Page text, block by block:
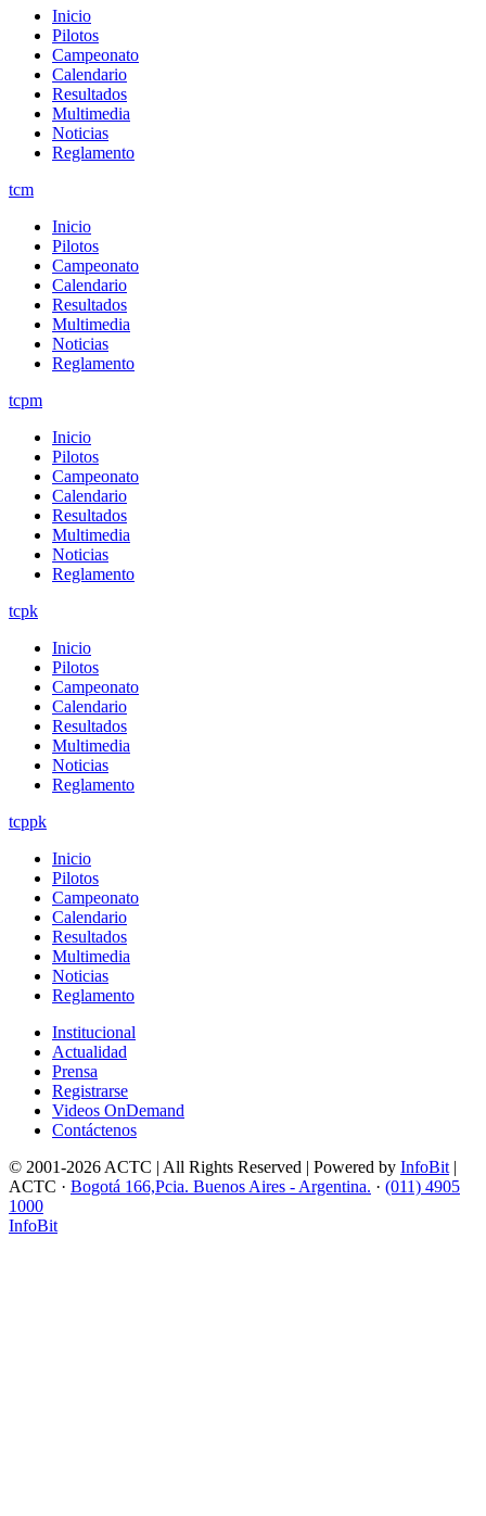
Inicio
Pilotos
Campeonato
Calendario
Resultados
Multimedia
Noticias
Reglamento
tcm
Inicio
Pilotos
Campeonato
Calendario
Resultados
Multimedia
Noticias
Reglamento
tcpm
Inicio
Pilotos
Campeonato
Calendario
Resultados
Multimedia
Noticias
Reglamento
tcpk
Inicio
Pilotos
Campeonato
Calendario
Resultados
Multimedia
Noticias
Reglamento
tcppk
Inicio
Pilotos
Campeonato
Calendario
Resultados
Multimedia
Noticias
Reglamento
Institucional
Actualidad
Prensa
Registrarse
Videos OnDemand
Contáctenos
© 2001-2026 ACTC | All Rights Reserved | Powered by InfoBit |
ACTC · Bogotá 166,Pcia. Buenos Aires - Argentina. · (011) 4905
1000
InfoBit